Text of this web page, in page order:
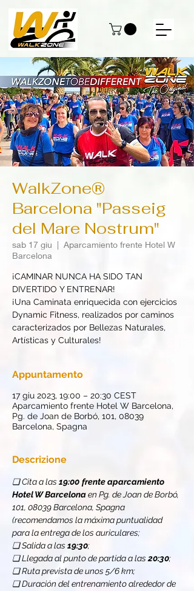
WalkZone®
Barcelona "Passeig
del Mare Nostrum"
sab 17 giu
  |
Aparcamiento frente Hotel W
Barcelona
¡CAMINAR NUNCA HA SIDO TAN
DIVERTIDO Y ENTRENAR!
¡Una Caminata enriquecida con ejercicios
Dynamic Fitness, realizados por caminos
caracterizados por Bellezas Naturales,
Artísticas y Culturales!
Appuntamento
17 giu 2023, 19:00 – 20:30 CEST
Aparcamiento frente Hotel W Barcelona,
Pg. de Joan de Borbó, 101, 08039
Barcelona, Spagna
Descrizione
❏ Cita a las 19:00 frente aparcamiento
Hotel W Barcelona en Pg. de Joan de Borbó,
101, 08039 Barcelona, Spagna
(recomendamos la máxima puntualidad
para la entrega de los auriculares;
❏ Salida a las 19:30;
❏ Llegada al punto de partida a las 20:30;
❏ Ruta prevista de unos 5/6 km;
❏ Duración del entrenamiento alrededor de